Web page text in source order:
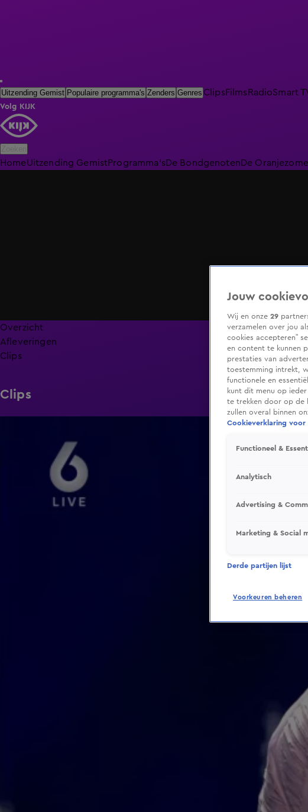
Uitzending Gemist Populaire programma's Zenders Genres ClipsFilmsRadioSmart
Volg KIJK
HomeUitzending GemistProgramma'sDe BondgenotenDe
Overzicht
Afleveringen
Clips
Clips
Jouw
Wij en onze 29
verzamelen over jou
cookies accepteren”
en content te kunnen
prestaties van
toestemming intrekt,
functionele en
kunt dit menu op
te trekken door op de
zullen overal binnen
Cookieverklaring voor
Functioneel &
Analytisch
Advertising &
Marketing & Social
Derde partijen lijst
Voorkeuren beheren